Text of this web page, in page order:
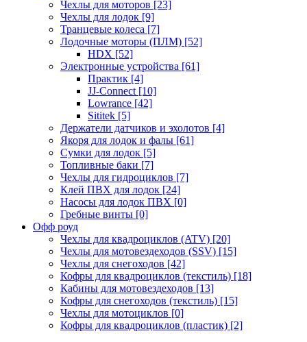
Чехлы для моторов [23]
Чехлы для лодок [9]
Транцевые колеса [7]
Лодочные моторы (ПЛМ) [52]
HDX [52]
Электронные устройства [61]
Практик [4]
JJ-Connect [10]
Lowrance [42]
Sititek [5]
Держатели датчиков и эхолотов [4]
Якоря для лодок и фалы [61]
Сумки для лодок [5]
Топливные баки [7]
Чехлы для гидроциклов [7]
Клей ПВХ для лодок [24]
Насосы для лодок ПВХ [0]
Гребные винты [0]
Офф роуд
Чехлы для квадроциклов (ATV) [20]
Чехлы для мотовездеходов (SSV) [15]
Чехлы для снегоходов [42]
Кофры для квадроциклов (текстиль) [18]
Кабины для мотовездеходов [13]
Кофры для снегоходов (текстиль) [15]
Чехлы для мотоциклов [0]
Кофры для квадроциклов (пластик) [2]